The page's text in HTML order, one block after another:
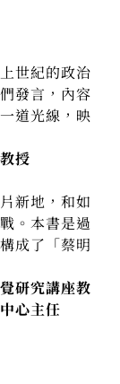
世紀的政治
發言，內容
道光線，映
授
新地，和如
。本書是過
成了「蔡明
研究講座教
心主任